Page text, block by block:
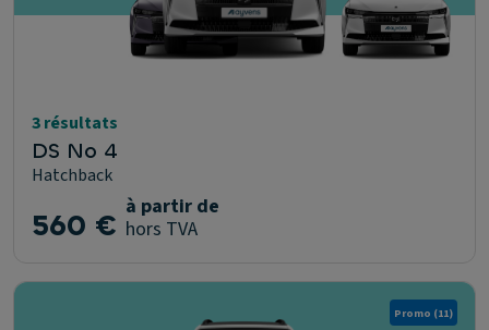
3 résultats
DS No 4
Hatchback
560 € à partir de
hors TVA
Promo (11)